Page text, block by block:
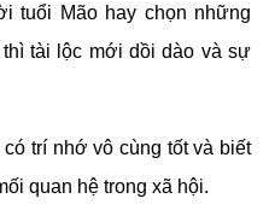
tuổi Mão hay chọn những
tài lộc mới dồi dào và sự
trí nhớ vô cùng tốt và biết
quan hệ trong xã hội.